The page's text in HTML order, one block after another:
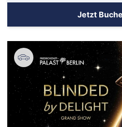
Jetzt